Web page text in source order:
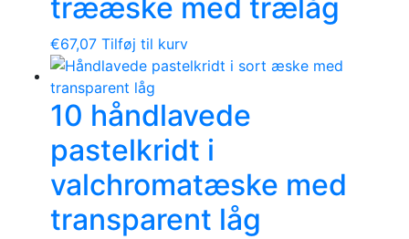
trææske med trælåg
€67,07 Tilføj til kurv
10 håndlavede
pastelkridt i
valchromatæske med
transparent låg